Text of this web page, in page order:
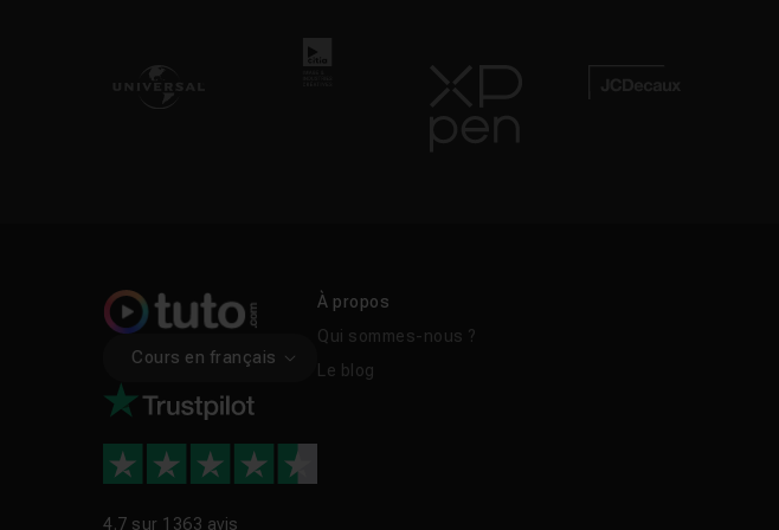
Adobe Audition est-il adapté au podcast ?
Cours en français
4.7 sur 1363 avis
À propos
Qui sommes-nous ?
Le blog